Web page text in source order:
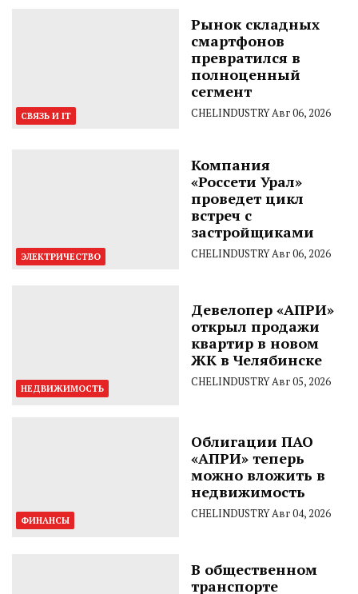
СВЯЗЬ И IT
Рынок складных
смартфонов
превратился в
полноценный
сегмент
CHELINDUSTRYАвг 06, 2026
ЭЛЕКТРИЧЕСТВО
Компания
«Россети Урал»
проведет цикл
встреч с
застройщиками
CHELINDUSTRYАвг 06, 2026
НЕДВИЖИМОСТЬ
Девелопер «АПРИ»
открыл продажи
квартир в новом
ЖК в Челябинске
CHELINDUSTRYАвг 05, 2026
ФИНАНСЫ
Облигации ПАО
«АПРИ» теперь
можно вложить в
недвижимость
CHELINDUSTRYАвг 04, 2026
В общественном
транспорте